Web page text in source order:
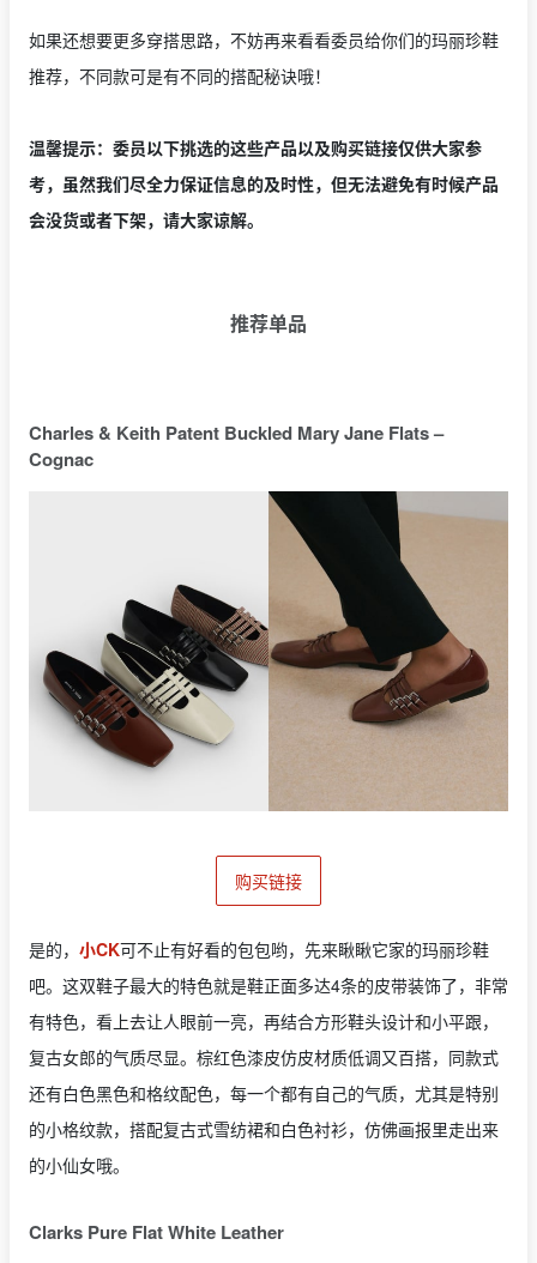
如果还想要更多穿搭思路，不妨再来看看委员给你们的玛丽珍鞋
推荐，不同款可是有不同的搭配秘诀哦！
温馨提示：委员以下挑选的这些产品以及购买链接仅供大家参
考，虽然我们尽全力保证信息的及时性，但无法避免有时候产品
会没货或者下架，请大家谅解。
推荐单品
Charles & Keith Patent Buckled Mary Jane Flats –
Cognac
购买链接
是的， 小CK可不止有好看的包包哟，先来瞅瞅它家的玛丽珍鞋
吧。这双鞋子最大的特色就是鞋正面多达4条的皮带装饰了，非常
有特色，看上去让人眼前一亮，再结合方形鞋头设计和小平跟，
复古女郎的气质尽显。棕红色漆皮仿皮材质低调又百搭，同款式
还有白色黑色和格纹配色，每一个都有自己的气质，尤其是特别
的小格纹款，搭配复古式雪纺裙和白色衬衫，仿佛画报里走出来
的小仙女哦。
Clarks Pure Flat White Leather